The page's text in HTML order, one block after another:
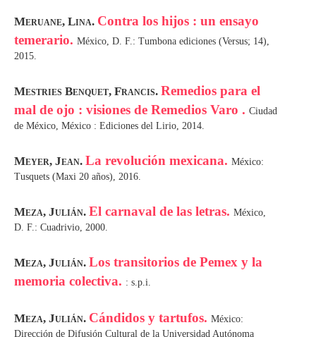
Meruane, Lina. Contra los hijos : un ensayo
temerario. México, D. F.: Tumbona ediciones (Versus; 14),
2015.
Mestries Benquet, Francis. Remedios para el
mal de ojo : visiones de Remedios Varo . Ciudad
de México, México : Ediciones del Lirio, 2014.
Meyer, Jean. La revolución mexicana. México:
Tusquets (Maxi 20 años), 2016.
Meza, Julián. El carnaval de las letras. México,
D. F.: Cuadrivio, 2000.
Meza, Julián. Los transitorios de Pemex y la
memoria colectiva. : s.p.i.
Meza, Julián. Cándidos y tartufos. México:
Dirección de Difusión Cultural de la Universidad Autónoma